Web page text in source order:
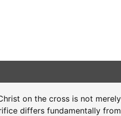
on the cross is not
differs fundamentally